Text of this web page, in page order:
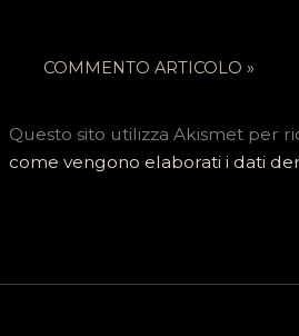
Questo sito utilizza Akismet per
come vengono elaborati i dati